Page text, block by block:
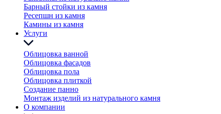
Барный стойки из камня
Ресепшн из камня
Камины из камня
Услуги
Облицовка ванной
Облицовка фасадов
Облицовка пола
Облицовка плиткой
Создание панно
Монтаж изделий из натурального камня
О компании